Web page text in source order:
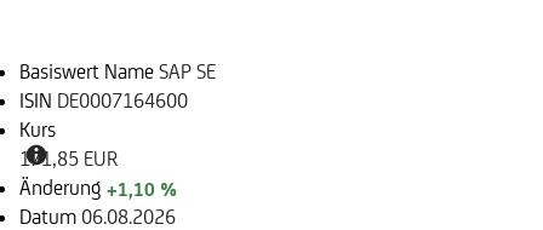
Basiswert Name SAP SE
ISIN DE0007164600
Kurs
171,85 EUR
Änderung +1,10 %
Datum 06.08.2026